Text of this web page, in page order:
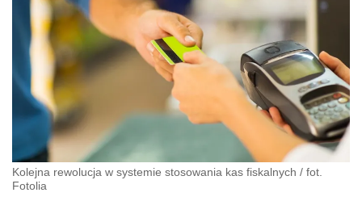
Kolejna rewolucja w systemie stosowania kas fiskalnych / fot.
Fotolia